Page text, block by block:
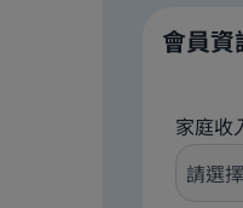
會員資
家庭收